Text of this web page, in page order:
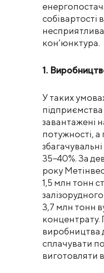
собівартості
кон’юнктура.
1.
У таких
завантажені
потужності, а
35−40%. За
року
1,5 млн тонн
3,7 млн тонн
концентрату.
виробництва
сплачувати
виготовляти